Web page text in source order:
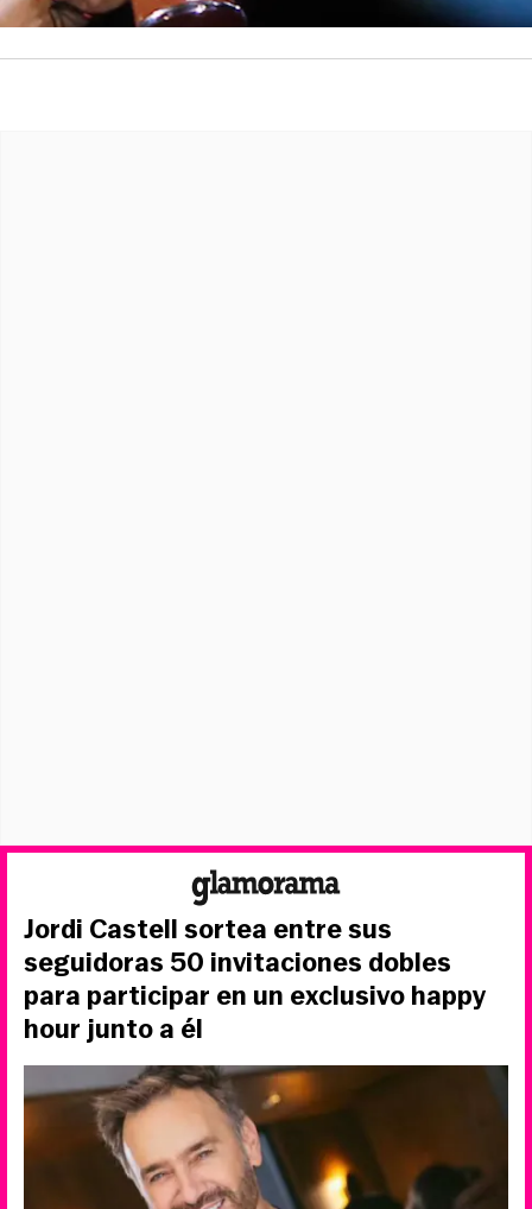
Jordi Castell sortea entre sus
seguidoras 50 invitaciones dobles
para participar en un exclusivo happy
hour junto a él